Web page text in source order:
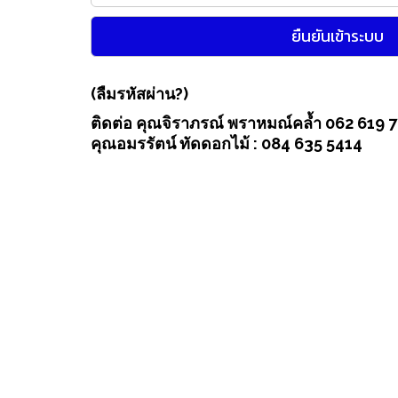
(ลืมรหัสผ่าน?)
ติดต่อ คุณจิราภรณ์ พราหมณ์คล้ำ 062 619
คุณอมรรัตน์ ทัดดอกไม้ : 084 635 5414